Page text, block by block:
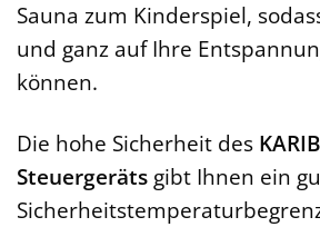
Sauna zum Kinderspiel,
und ganz auf Ihre
können.
Die hohe Sicherheit des
Steuergeräts gibt Ihnen ein